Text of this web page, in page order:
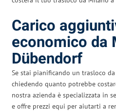
Carico
economico da
Dübendorf
Se stai pianificando un trasloco
chiedendo quanto potrebbe
nostra azienda è specializzata in
e offre prezzi equi per aiutarti a